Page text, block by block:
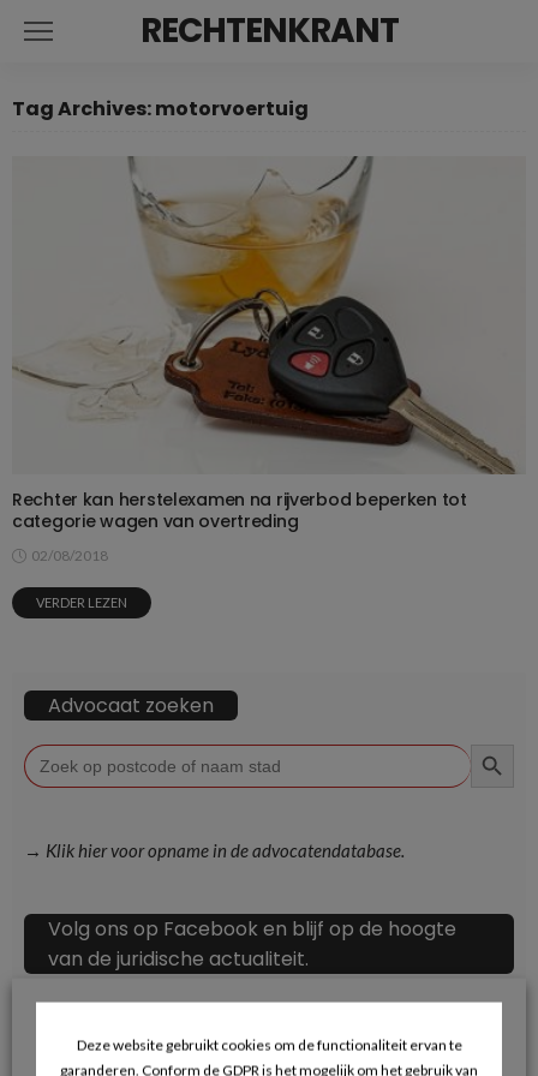
RECHTENKRANT
Tag Archives: motorvoertuig
Rechter kan herstelexamen na rijverbod beperken tot
categorie wagen van overtreding
02/08/2018
VERDER LEZEN
Advocaat zoeken
Zoek
naar:
→ Klik hier voor opname in de advocatendatabase.
Volg ons op Facebook en blijf op de hoogte
van de juridische actualiteit.
Deze website gebruikt cookies om de functionaliteit ervan te
garanderen. Conform de GDPR is het mogelijk om het gebruik van